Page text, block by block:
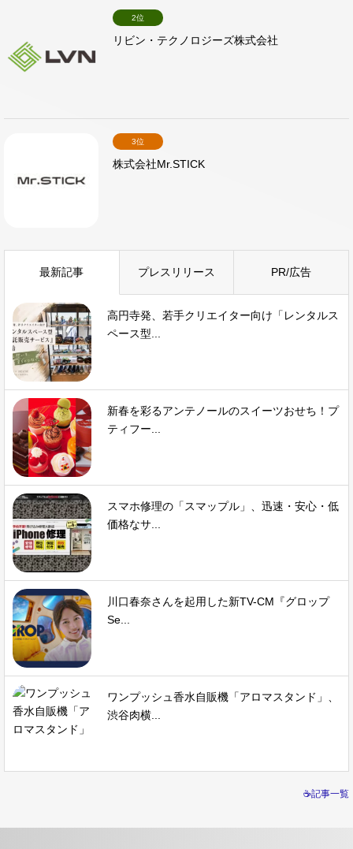
2位
リビン・テクノロジーズ株式会社
3位
株式会社Mr.STICK
最新記事 プレスリリース PR/広告
高円寺発、若手クリエイター向け「レンタルス
ペース型...
新春を彩るアンテノールのスイーツおせち！プ
ティフー...
スマホ修理の「スマップル」、迅速・安心・低
価格なサ...
川口春奈さんを起用した新TV-CM『グロップ
Se...
ワンプッシュ香水自販機「アロマスタンド」、
渋谷肉横...
☕記事一覧